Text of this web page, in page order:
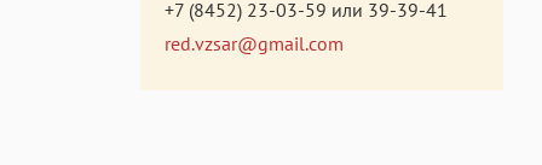
+7 (8452) 23-03-59 или 39-39-41
red.vzsar@gmail.com